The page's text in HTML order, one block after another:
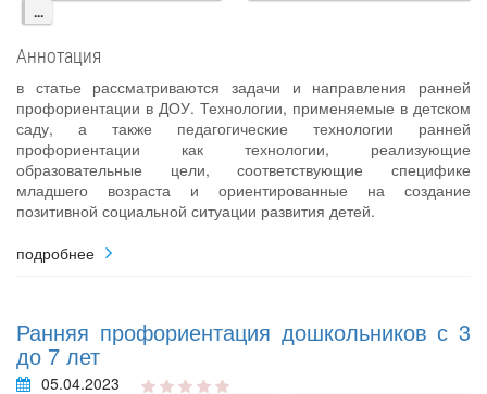
...
Аннотация
в статье рассматриваются задачи и направления ранней
профориентации в ДОУ. Технологии, применяемые в детском
саду, а также педагогические технологии ранней
профориентации как технологии, реализующие
образовательные цели, соответствующие специфике
младшего возраста и ориентированные на создание
позитивной социальной ситуации развития детей.
подробнее
Ранняя профориентация дошкольников с 3
до 7 лет
05.04.2023